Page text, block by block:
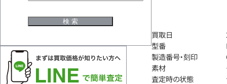
買取日
型番
製造番号・刻印
素材
査定時の状態